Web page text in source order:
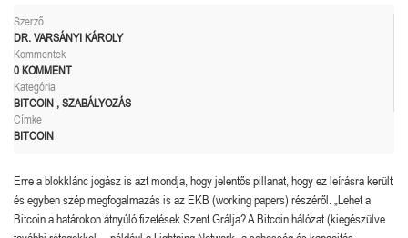
Szerző
DR. VARSÁNYI KÁROLY
Kommentek
0 KOMMENT
Kategória
BITCOIN , SZABÁLYOZÁS
Címke
BITCOIN
Erre a blokklánc jogász is azt mondja, hogy jelentős pillanat, hogy ez leírásra került
és egyben szép megfogalmazás is az EKB (working papers) részéről. „Lehet a
Bitcoin a határokon átnyúló fizetések Szent Grálja? A Bitcoin hálózat (kiegészülve